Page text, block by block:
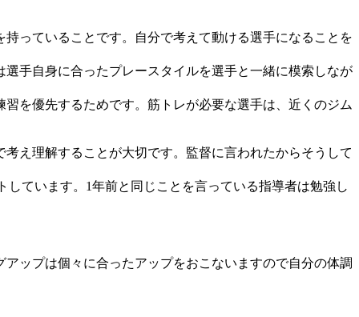
っていることです。自分で考えて動ける選手になることを
手自身に合ったプレースタイルを選手と一緒に模索しなが
を優先するためです。筋トレが必要な選手は、近くのジム
え理解することが大切です。監督に言われたからそうして
ています。1年前と同じことを言っている指導者は勉強し
ップは個々に合ったアップをおこないますので自分の体調